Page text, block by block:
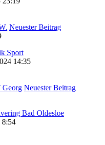
Neuester Beitrag
Sport
14:35
Georg Neuester Beitrag
Bad Oldesloe
8:54